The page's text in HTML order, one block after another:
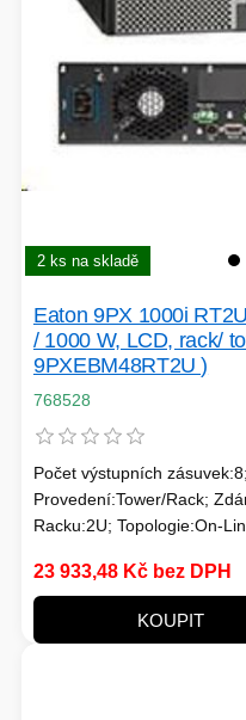
PÉČE
2 ks na skladě
Eaton 9PX 1000i
/ 1000 W, LCD, rack/
9PXEBM48RT2U )
768528
Počet výstupních
Provedení:Tower/Rack;
Racku:2U; Topologie:On-
Prodloužení záložního
23 933,48 Kč bez DPH
KOUPIT